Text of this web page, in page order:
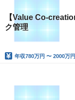
【Value Co-
ク管理
年収780万円 〜 2000万円